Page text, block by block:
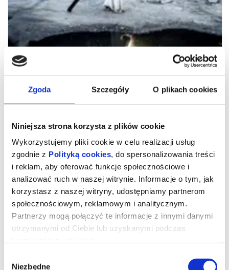
Zgoda Szczegóły O plikach cookies
Niniejsza strona korzysta z plików cookie
Wykorzystujemy pliki cookie w celu realizacji usług
zgodnie z Polityką cookies, do spersonalizowania treści
i reklam, aby oferować funkcje społecznościowe i
analizować ruch w naszej witrynie. Informacje o tym, jak
korzystasz z naszej witryny, udostępniamy partnerom
społecznościowym, reklamowym i analitycznym.
Partnerzy mogą połączyć te informacje z innymi danymi
otrzymanymi od Ciebie lub uzyskanymi podczas
Niezbędne
POSŁANI
"Posłani" to poruszająca opowieść o Bogu działającym tu i teraz -
w życiu zwykłych ludzi, w ich decyzjach, kryzysach i przełomach.
która potrafi podtrzymać człowieka, gdy sam już nie daje
Ulewińskiego, który przemierza niemal 650 kilometrów przez
Polskę, niosąc 15-kilogramowy krzyż. Trasa - od Zalewu Wiślanego